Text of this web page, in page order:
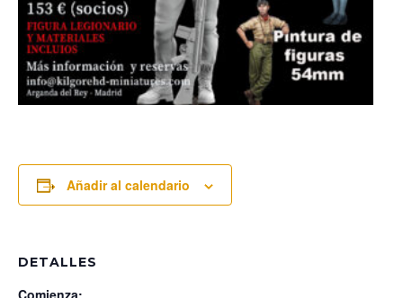
Añadir al calendario
DETALLES
Comienza: